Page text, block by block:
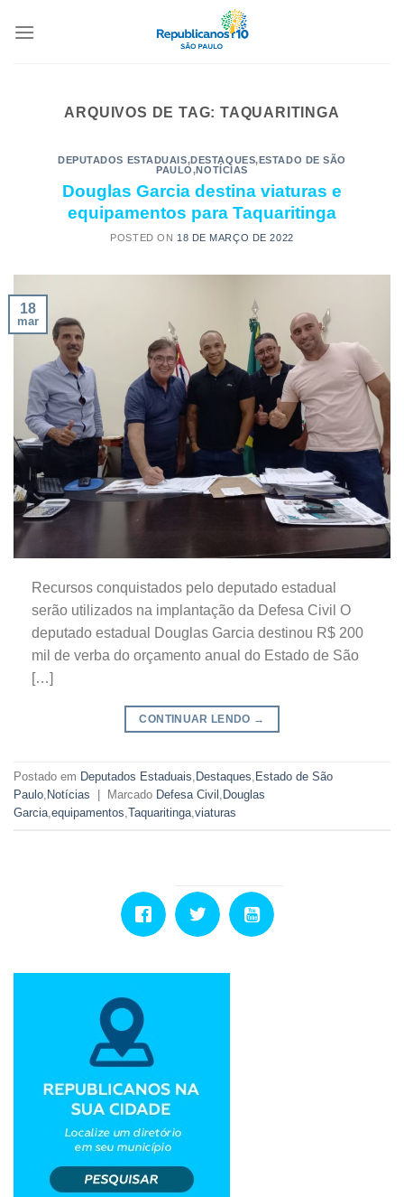
ARQUIVOS DE TAG: TAQUARITINGA
DEPUTADOS ESTADUAIS,DESTAQUES,ESTADO DE SÃO
PAULO,NOTÍCIAS
Douglas Garcia destina viaturas e
equipamentos para Taquaritinga
POSTED ON 18 DE MARÇO DE 2022
18
mar
Recursos conquistados pelo deputado estadual
serão utilizados na implantação da Defesa Civil O
deputado estadual Douglas Garcia destinou R$ 200
mil de verba do orçamento anual do Estado de São
[…]
CONTINUAR LENDO →
Postado em Deputados Estaduais, Destaques, Estado de São
Paulo, Notícias Marcado Defesa Civil , Douglas
Garcia,equipamentos,Taquaritinga,viaturas